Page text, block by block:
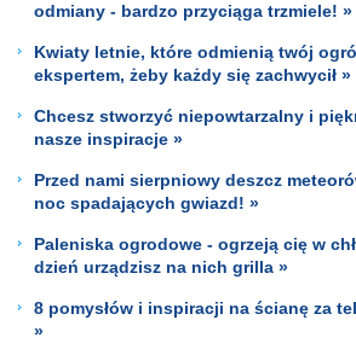
odmiany - bardzo przyciąga trzmiele! »
Kwiaty letnie, które odmienią twój
ekspertem, żeby każdy się zachwycił »
Chcesz stworzyć niepowtarzalny i
nasze inspiracje »
Przed nami sierpniowy deszcz
noc spadających gwiazd! »
Paleniska ogrodowe - ogrzeją cię w
dzień urządzisz na nich grilla »
8 pomysłów i inspiracji na ścianę za
»